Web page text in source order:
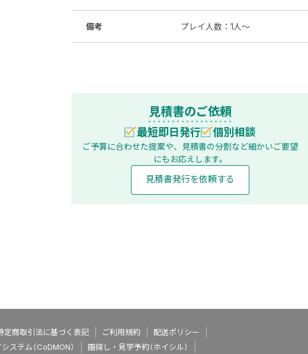
備考 プレイ人数：1人～
見積書のご依頼
最短即日発行 個別相談
ご予算に合わせた提案や、見積書の分割など細かいご要望
にもお応えします。
見積書発行を依頼する
定商取引法に基づく表記 ご利用規約
配送ポリシー
ステム（CoDMON） 園探し・見学予約（ホイシル）